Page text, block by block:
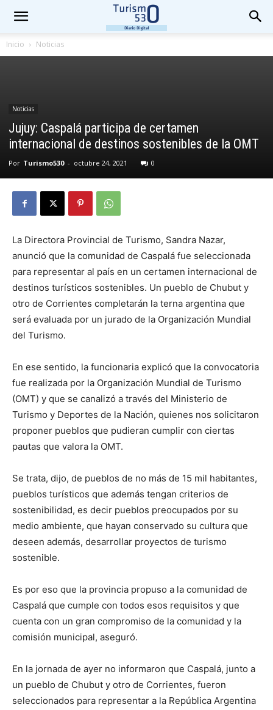
Inicio Noticias
Noticias
Jujuy: Caspalá participa de certamen
internacional de destinos sostenibles de la OMT
Por Turismo530 - octubre 24, 2021 0
La Directora Provincial de Turismo, Sandra Nazar,
anunció que la comunidad de Caspalá fue seleccionada
para representar al país en un certamen internacional de
destinos turísticos sostenibles. Un pueblo de Chubut y
otro de Corrientes completarán la terna argentina que
será evaluada por un jurado de la Organización Mundial
del Turismo.
En ese sentido, la funcionaria explicó que la convocatoria
fue realizada por la Organización Mundial de Turismo
(OMT) y que se canalizó a través del Ministerio de
Turismo y Deportes de la Nación, quienes nos solicitaron
proponer pueblos que pudieran cumplir con ciertas
pautas que valora la OMT.
Se trata, dijo, de pueblos de no más de 15 mil habitantes,
pueblos turísticos que además tengan criterios de
sostenibilidad, es decir pueblos preocupados por su
medio ambiente, que hayan conservado su cultura que
deseen además, desarrollar proyectos de turismo
sostenible.
Es por eso que la provincia propuso a la comunidad de
Caspalá que cumple con todos esos requisitos y que
cuenta con un gran compromiso de la comunidad y la
comisión municipal, aseguró.
En la jornada de ayer no informaron que Caspalá, junto a
un pueblo de Chubut y otro de Corrientes, fueron
seleccionados para representar a la República Argentina